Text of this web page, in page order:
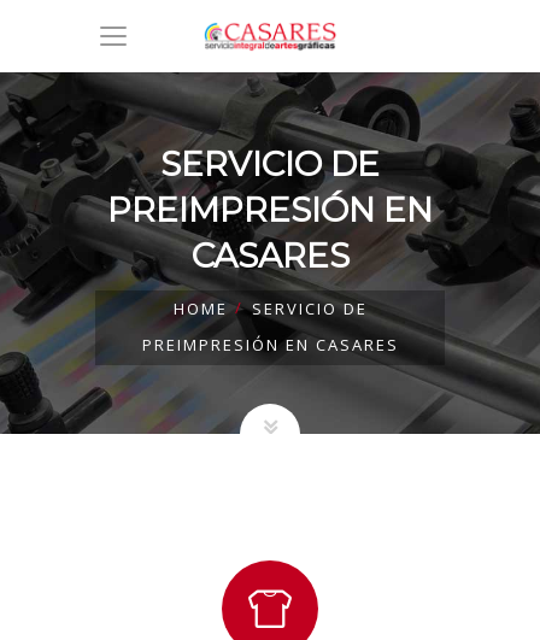
SERVICIO DE
PREIMPRESIÓN EN
CASARES
HOME
SERVICIO DE
PREIMPRESIÓN EN CASARES